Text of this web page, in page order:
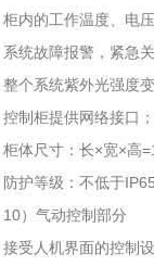
柜内的工作温度、电
系统故障报警，紧急
整个系统紫外光强度
控制柜提供网络接口；
柜体尺寸：长×宽×高
防护等级：不低于
10）气动控制部分
接受人机界面的控制